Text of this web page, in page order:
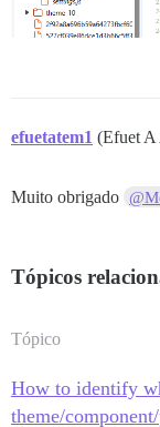
efuetatem1 (Efuet
Muito obrigado
Tópicos
Tópico
How to identify
theme/